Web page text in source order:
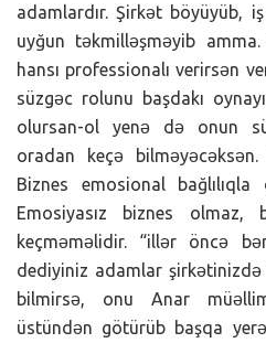
adamlardır. Şirkət böyüyüb,
uyğun təkmilləşməyib
hansı professionalı verirsən
süzgəc rolunu başdakı
olursan-ol yenə də onun
oradan keçə
Biznes emosional bağlılıqla
Emosiyasız biznes olmaz,
keçməməlidir. “illər öncə
dediyiniz adamlar
bilmirsə, onu Anar
üstündən götürüb başqa